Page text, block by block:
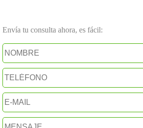
Envía tu consulta ahora, es fácil: